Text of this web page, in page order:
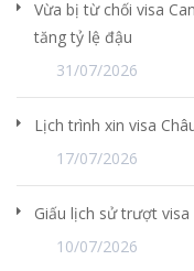
Vừa bị từ chối visa
tăng tỷ lệ đậu
31/07/2026
Lịch trình xin visa
17/07/2026
Giấu lịch sử trượt
10/07/2026